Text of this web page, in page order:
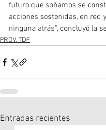
futuro que soñamos se
acciones sostenidas, en red
ninguna atrás”, concluyó la
PROV. TDF
Entradas recientes